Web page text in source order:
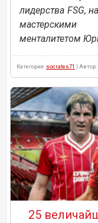
лидерства FSG,
менталитетом
Категория: socrates71 |
25